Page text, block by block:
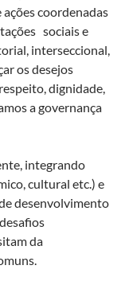
coordenadas
sociais e
interseccional,
os desejos
dignidade,
a governança
integrando
cultural etc.) e
desenvolvimento
da